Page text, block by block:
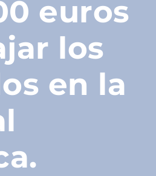
euros
los
en la